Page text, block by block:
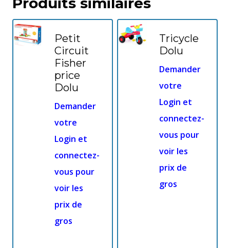
Petit
Circuit
Fisher
price
Dolu
Demander
votre
Login et
connectez-
vous pour
voir les
prix de
gros
Tricycle
Dolu
Demander
votre
Login et
connectez-
vous pour
voir les
prix de
gros